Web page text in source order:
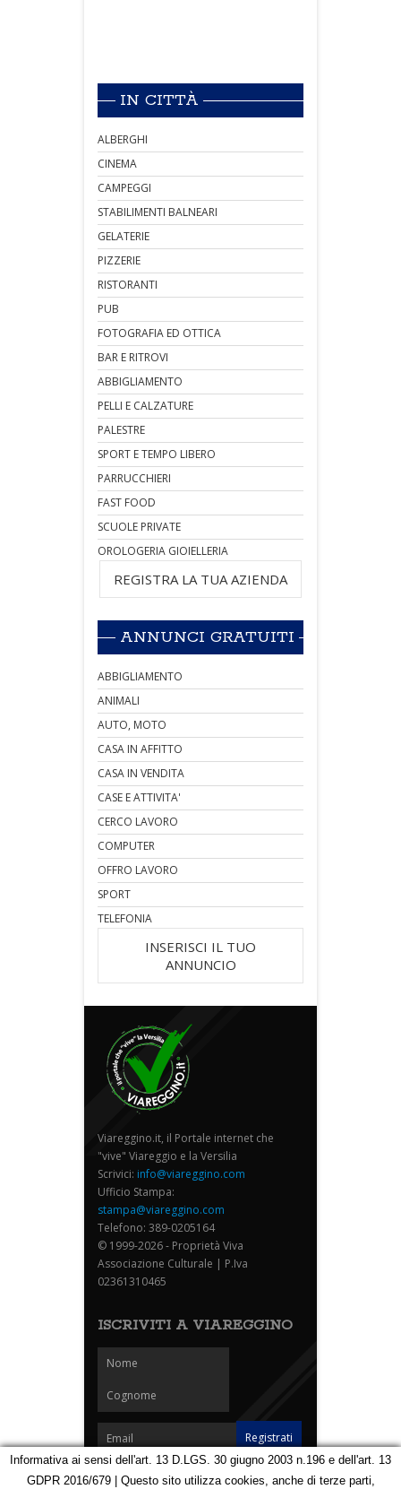
IN CITTÀ
ALBERGHI
CINEMA
CAMPEGGI
STABILIMENTI BALNEARI
GELATERIE
PIZZERIE
RISTORANTI
PUB
FOTOGRAFIA ED OTTICA
BAR E RITROVI
ABBIGLIAMENTO
PELLI E CALZATURE
PALESTRE
SPORT E TEMPO LIBERO
PARRUCCHIERI
FAST FOOD
SCUOLE PRIVATE
OROLOGERIA GIOIELLERIA
REGISTRA LA TUA AZIENDA
ANNUNCI GRATUITI
ABBIGLIAMENTO
ANIMALI
AUTO, MOTO
CASA IN AFFITTO
CASA IN VENDITA
CASE E ATTIVITA'
CERCO LAVORO
COMPUTER
OFFRO LAVORO
SPORT
TELEFONIA
INSERISCI IL TUO
ANNUNCIO
Viareggino.it, il Portale internet che
"vive" Viareggio e la Versilia
Scrivici: info@viareggino.com
Ufficio Stampa:
stampa@viareggino.com
Telefono: 389-0205164
© 1999-2026 - Proprietà Viva
Associazione Culturale | P.Iva
02361310465
ISCRIVITI A VIAREGGINO
Informativa ai sensi dell'art. 13 D.LGS. 30 giugno 2003 n.196 e dell'art. 13
GDPR 2016/679 | Questo sito utilizza cookies, anche di terze parti,